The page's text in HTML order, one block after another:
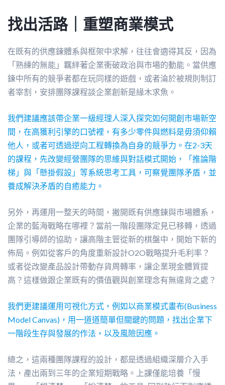
找出活路｜重塑商業模式
在既有的供應鍊體系與框架中求解，往往會適得其反，因為
「熟練的無能」羈絆著企業衝破政治與市場的動能。當供應
鍊中所有的競爭者都在玩同樣的遊戲，或者淪於被規則制訂
者宰割，安排團隊課程談企業創新是緣木求魚。
我們建議應該帶企業一級經理人深入探究如何開創市場新空
間，在高獲利引擎的口號裡，有多少零件與燃料是毋須仰賴
他人，或者可透過逆向工程轉換為自身的競爭力。在2-3天
的課程，先改變經營團隊的思維與對話模式開始，「推論階
梯」與「懸掛假設」等系統思考工具，可察覺團隊矛盾，並
養成解決矛盾的自癒能力。
另外，再運用一整天的時間，撇開既有供應鍊與市場體系，
企業的藍海戰略在哪裡？當前一階段團隊定見已移轉，透過
團隊引導師的協助，讓高階主管從新的棋盤中，開始下新的
佈局。例如從客戶的角度重新設計O2O戰略提升毛利率？
或者從改變產品設計帶動存貨周轉率，讓企業現金體質提
高？這樣做跟企業既有的價值觀與創業理念有無違背之處？
我們更建議運用可視化方式，例如以商業模式畫布(Business
Model Canvas)，用一道道簡單但關鍵的問題，找出企業下
一階段生存與發展的作法，以及風險因應。
總之，這兩種團隊課程的設計，都是透過組織深層介入手
法，產出兩到三年的企業短期戰略。上課僅能培養「慢